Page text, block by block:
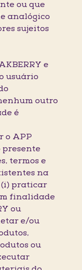
ou que
analógico
sujeitos
e
usuário
outro
é
o APP
presente
termos e
na
(i) praticar
finalidade
ou
e/ou
ou